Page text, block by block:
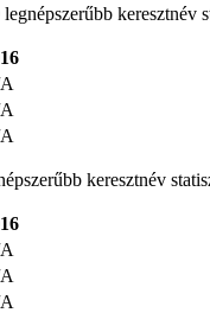
keresztnév
keresztnév